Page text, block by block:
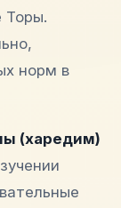
Торы.
норм в
(харедим)